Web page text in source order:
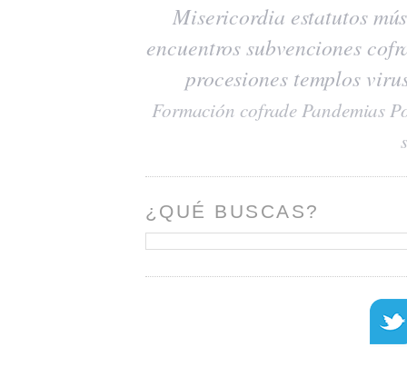
Misericordia estatutos
encuentrossubvenciones
procesiones templos
Formación cofradePandemias
¿QUÉ BUSCAS?